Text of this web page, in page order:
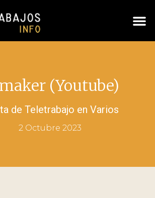
(Youtube)
de Teletrabajo en Varios
2 Octubre 2023